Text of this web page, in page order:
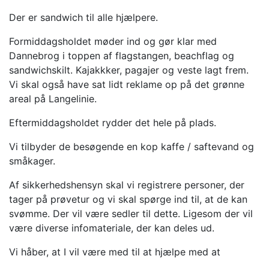
Der er sandwich til alle hjælpere.
Formiddagsholdet møder ind og gør klar med
Dannebrog i toppen af flagstangen, beachflag og
sandwichskilt. Kajakkker, pagajer og veste lagt frem.
Vi skal også have sat lidt reklame op på det grønne
areal på Langelinie.
Eftermiddagsholdet rydder det hele på plads.
Vi tilbyder de besøgende en kop kaffe / saftevand og
småkager.
Af sikkerhedshensyn skal vi registrere personer, der
tager på prøvetur og vi skal spørge ind til, at de kan
svømme. Der vil være sedler til dette. Ligesom der vil
være diverse infomateriale, der kan deles ud.
Vi håber, at I vil være med til at hjælpe med at